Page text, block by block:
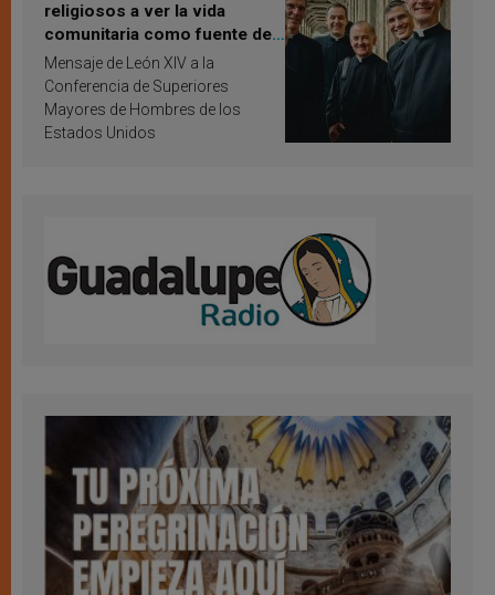
religiosos a ver la vida
comunitaria como fuente de
inspiración y santificación
Mensaje de León XIV a la
Conferencia de Superiores
Mayores de Hombres de los
Estados Unidos